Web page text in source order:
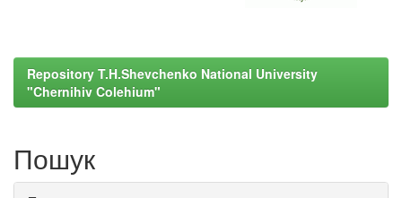
Repository T.H.Shevchenko National University
"Chernihiv Colehium"
Пошук